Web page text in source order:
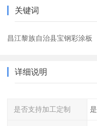
关键词
昌江黎族自治县宝钢彩涂板
详细说明
是否支持加工定制 是